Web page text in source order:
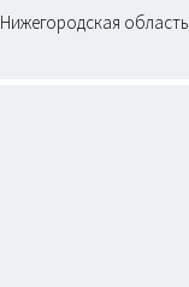
Нижегородская область